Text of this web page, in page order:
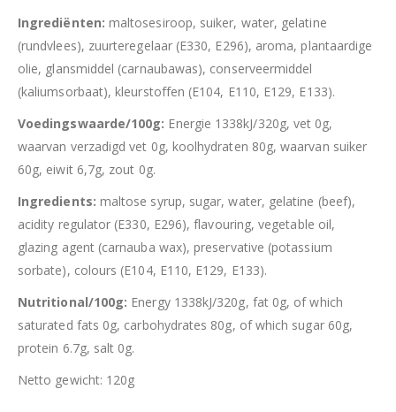
Ingrediënten: maltosesiroop, suiker, water, gelatine
(rundvlees), zuurteregelaar (E330, E296), aroma, plantaardige
olie, glansmiddel (carnaubawas), conserveermiddel
(kaliumsorbaat), kleurstoffen (E104, E110, E129, E133).
Voedingswaarde/100g: Energie 1338kJ/320g, vet 0g,
waarvan verzadigd vet 0g, koolhydraten 80g, waarvan suiker
60g, eiwit 6,7g, zout 0g.
Ingredients: maltose syrup, sugar, water, gelatine (beef),
acidity regulator (E330, E296), flavouring, vegetable oil,
glazing agent (carnauba wax), preservative (potassium
sorbate), colours (E104, E110, E129, E133).
Nutritional/100g: Energy 1338kJ/320g, fat 0g, of which
saturated fats 0g, carbohydrates 80g, of which sugar 60g,
protein 6.7g, salt 0g.
Netto gewicht: 120g